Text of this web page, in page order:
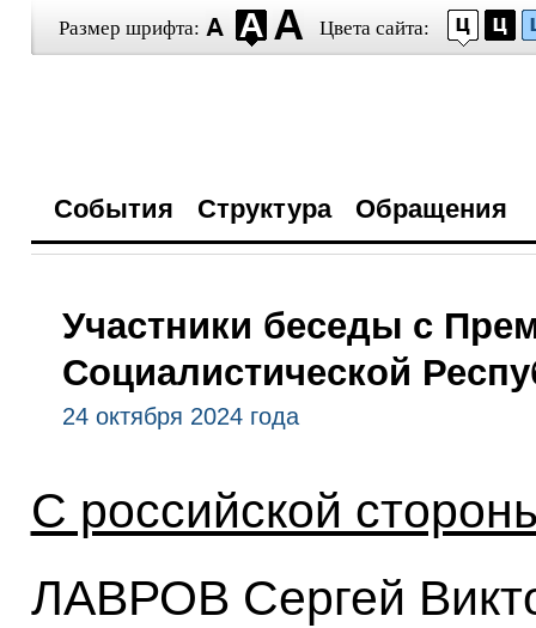
Размер шрифта: Цвета сайта:
События Структура Обращения
Участники беседы с
Социалистической
24 октября 2024 года
С российской
ЛАВРОВ Сергей